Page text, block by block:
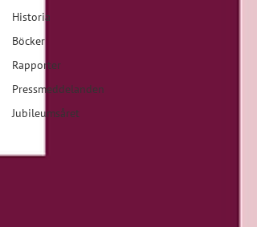
Historia
Böcker
Rapporter
Pressmeddelanden
Jubileumsåret